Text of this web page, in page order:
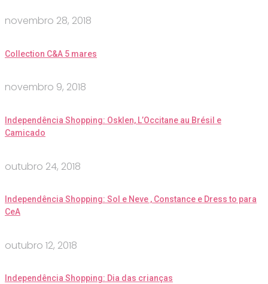
novembro 28, 2018
Collection C&A 5 mares
novembro 9, 2018
Independência Shopping: Osklen, L’Occitane au Brésil e
Camicado
outubro 24, 2018
Independência Shopping: Sol e Neve , Constance e Dress to para
CeA
outubro 12, 2018
Independência Shopping: Dia das crianças